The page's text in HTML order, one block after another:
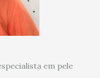
em pele